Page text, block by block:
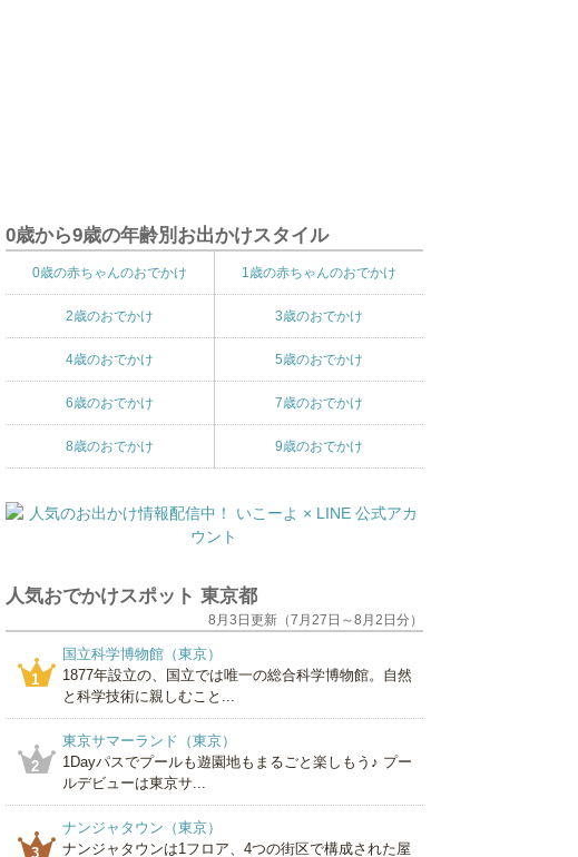
0歳から9歳の年齢別お出かけスタイル
0歳の赤ちゃんのおでかけ 1歳の赤ちゃんのおでかけ
2歳のおでかけ 3歳のおでかけ
4歳のおでかけ 5歳のおでかけ
6歳のおでかけ 7歳のおでかけ
8歳のおでかけ 9歳のおでかけ
人気おでかけスポット 東京都
8月3日更新（7月27日～8月2日分）
1
国立科学博物館（東京）
1877年設立の、国立では唯一の総合科学博物館。自然
と科学技術に親しむこと...
2
東京サマーランド（東京）
1Dayパスでプールも遊園地もまるごと楽しもう♪ プー
ルデビューは東京サ...
3
ナンジャタウン（東京）
ナンジャタウンは1フロア、4つの街区で構成された屋